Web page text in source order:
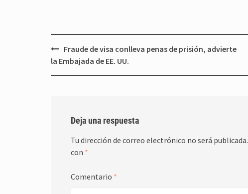
Navegación
de
Fraude de visa conlleva penas de prisión, advierte
la Embajada de EE. UU.
Deja una respuesta
Tu dirección de correo electrónico no será publicada.
con *
Comentario *